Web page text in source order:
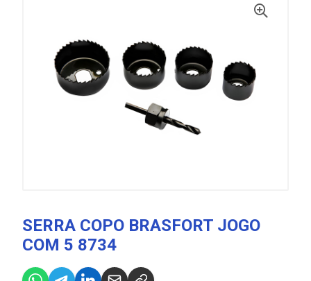
SERRA COPO BRASFORT JOGO
COM 5 8734